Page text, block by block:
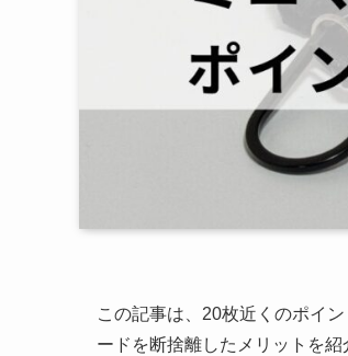
この記事は、20枚近くのポイ
ードを断捨離したメリット を紹